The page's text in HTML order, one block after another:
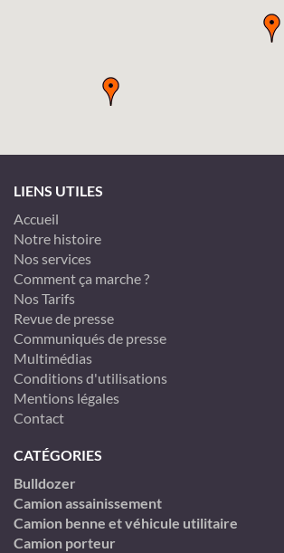
LIENS UTILES
Accueil
Notre histoire
Nos services
Comment ça marche ?
Nos Tarifs
Revue de presse
Communiqués de presse
Multimédias
Conditions d'utilisations
Mentions légales
Contact
CATÉGORIES
Bulldozer
Camion assainissement
Camion benne et véhicule utilitaire
Camion porteur